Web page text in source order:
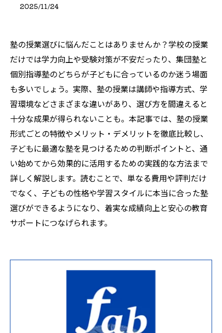
2025/11/24
塾の授業選びに悩んだことはありませんか？学校の授業
だけでは学力向上や受験対策が不安だったり、集団塾と
個別指導塾のどちらが子どもに合っているのか迷う場面
も多いでしょう。実際、塾の授業は講師や指導方式、学
習環境などさまざまな違いがあり、選び方を間違えると
十分な成果が得られないことも。本記事では、塾の授業
形式ごとの特徴やメリット・デメリットを徹底比較し、
子どもに最適な塾を見つけるための判断ポイントと、通
い始めてから効果的に活用するための実践的な方法まで
詳しく解説します。読むことで、単なる費用や評判だけ
でなく、子どもの性格や学習スタイルに本当に合った塾
選びができるようになり、着実な成績向上と安心の教育
サポートにつなげられます。